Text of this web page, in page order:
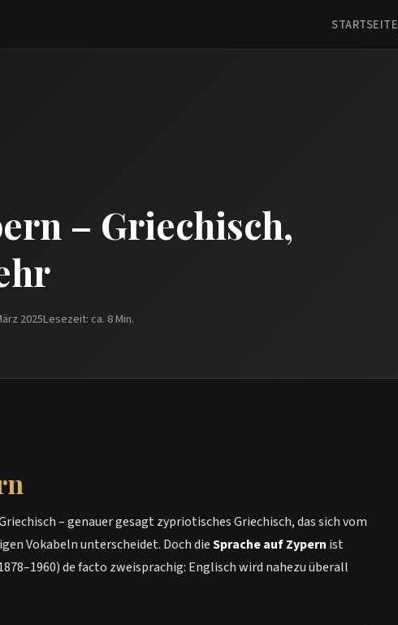
STARTSEITE
– Griechisch,
2025Lesezeit: ca. 8 Min.
– genauer gesagt zypriotisches Griechisch, das sich vom
Vokabeln unterscheidet. Doch dieSprache auf Zypern ist
de facto zweisprachig: Englisch wird nahezu überall